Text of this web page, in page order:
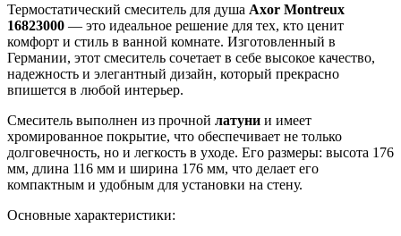
Термостатический смеситель для душа Axor Montreux
16823000 — это идеальное решение для тех, кто ценит
комфорт и стиль в ванной комнате. Изготовленный в
Германии, этот смеситель сочетает в себе высокое качество,
надежность и элегантный дизайн, который прекрасно
впишется в любой интерьер.
Смеситель выполнен из прочной латуни и имеет
хромированное покрытие, что обеспечивает не только
долговечность, но и легкость в уходе. Его размеры: высота 176
мм, длина 116 мм и ширина 176 мм, что делает его
компактным и удобным для установки на стену.
Основные характеристики: